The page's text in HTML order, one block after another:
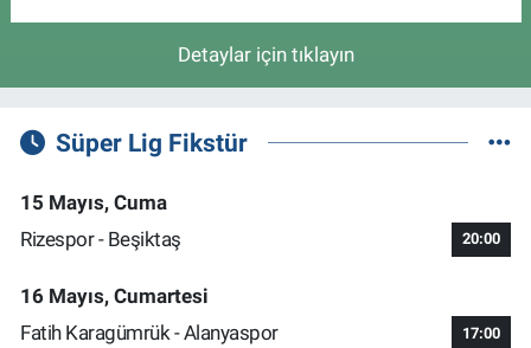
Detaylar için tıklayın
Süper Lig Fikstür
15 Mayıs, Cuma
Rizespor - Beşiktaş
20:00
16 Mayıs, Cumartesi
Fatih Karagümrük - Alanyaspor
17:00